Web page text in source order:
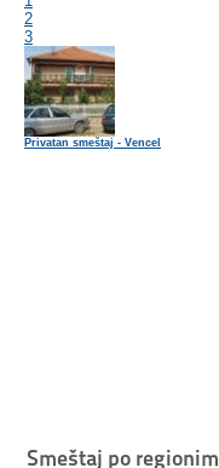
2
3
Privatan smeštaj - Vencel
Smeštaj po